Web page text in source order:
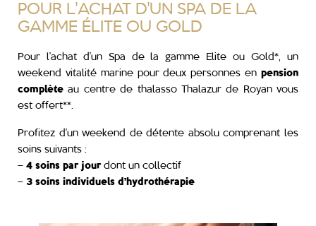
POUR L'ACHAT D'UN SPA DE LA
GAMME ÉLITE OU GOLD
Pour l’achat d’un Spa de la gamme Elite ouGold*, un
weekend vitalité marine pour deux personnes en pension
complète au centre de thalasso Thalazur de Royan vous
est offert**.
Profitez d’un weekend de détente absolu comprenant les
soins suivants :
– 4 soins par jourdont un collectif
– 3 soins individuels d’hydrothérapie